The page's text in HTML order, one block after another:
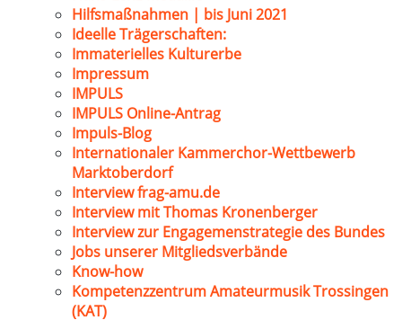
Hilfsmaßnahmen | bis Juni 2021
Ideelle Trägerschaften:
Immaterielles Kulturerbe
Impressum
IMPULS
IMPULS Online-Antrag
Impuls-Blog
Internationaler Kammerchor-Wettbewerb
Marktoberdorf
Interview frag-amu.de
Interview mit Thomas Kronenberger
Interview zur Engagemenstrategie des Bundes
Jobs unserer Mitgliedsverbände
Know-how
Kompetenzzentrum Amateurmusik Trossingen
(KAT)